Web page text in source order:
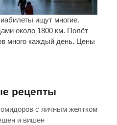
ищут многие.
около 1800 км. Полёт
много каждый день. Цены
рецепты
с яичным желтком
и вишен